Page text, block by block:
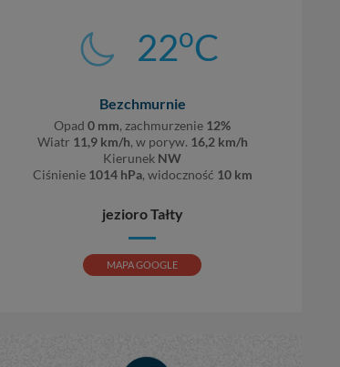
22oC
Bezchmurnie
Opad 0 mm, zachmurzenie 12%
Wiatr 11,9 km/h, w poryw. 16,2 km/h
Kierunek NW
Ciśnienie 1014 hPa, widoczność 10 km
jezioro Tałty
MAPA GOOGLE